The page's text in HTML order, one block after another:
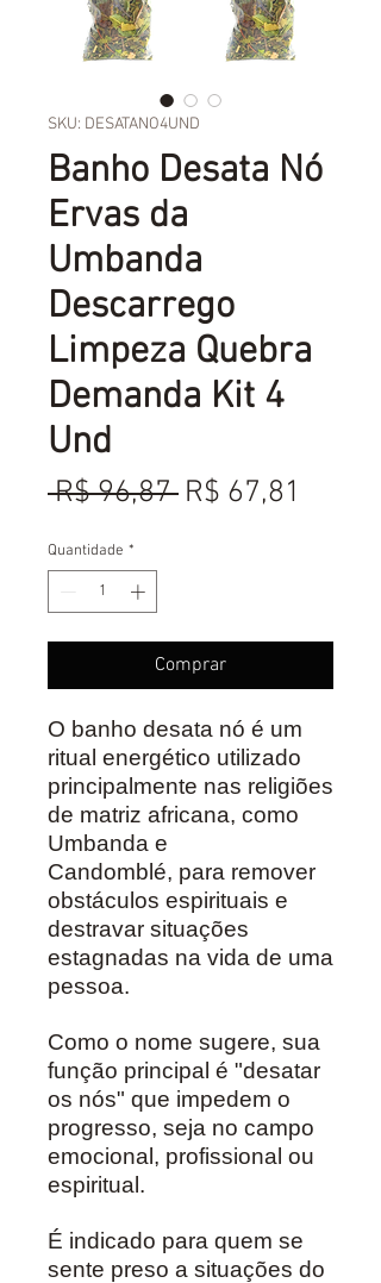
SKU: DESATANO4UND
Banho Desata Nó
Ervas da
Umbanda
Descarrego
Limpeza Quebra
Demanda Kit 4
Und
R$ 96,87 Preço
R$ 67,81
Quantidade *
Comprar
O banho desata nó é um
ritual energético utilizado
principalmente nas religiões
de matriz africana, como
Umbanda e
Candomblé, para remover
obstáculos espirituais e
destravar situações
estagnadas na vida de uma
pessoa.
Como o nome sugere, sua
função principal é "desatar
os nós" que impedem o
progresso, seja no campo
emocional, profissional ou
espiritual.
É indicado para quem se
sente preso a situações do